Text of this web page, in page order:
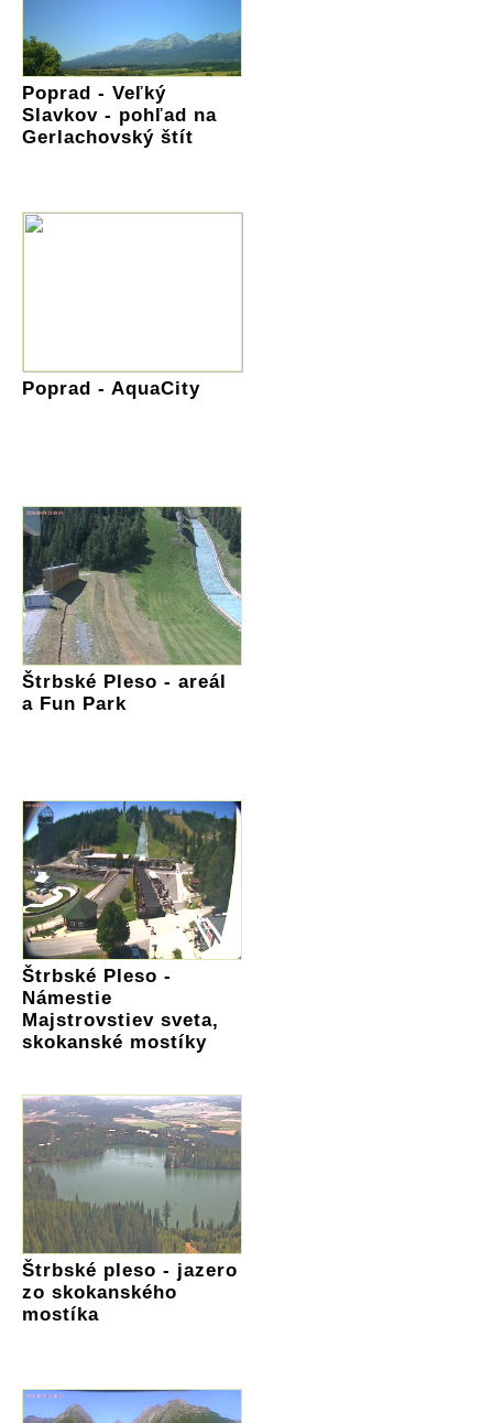
Poprad - Veľký
Slavkov - pohľad na
Gerlachovský štít
Poprad - AquaCity
Štrbské Pleso - areál
a Fun Park
Štrbské Pleso -
Námestie
Majstrovstiev sveta,
skokanské mostíky
Štrbské pleso - jazero
zo skokanského
mostíka